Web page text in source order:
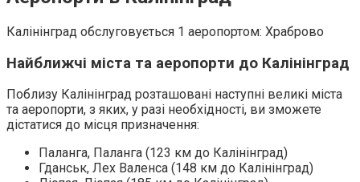
Калінінград обслуговується 1 аеропортом: Храброво
Найближчі міста та аеропорти до Калінінград
Поблизу Калінінград розташовані наступні великі міста
та аеропорти, з яких, у разі необхідності, ви зможете
дістатися до місця призначення:
Паланга, Паланга (123 км до Калінінград)
Гданськ, Лех Валенса (148 км до Калінінград)